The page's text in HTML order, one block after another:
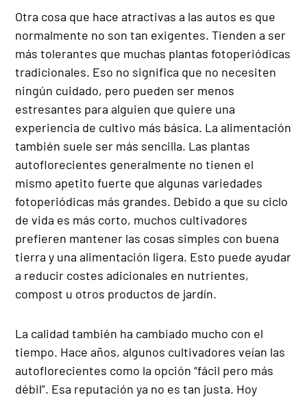
Otra cosa que hace atractivas a las autos es que
normalmente no son tan exigentes. Tienden a ser
más tolerantes que muchas plantas fotoperiódicas
tradicionales. Eso no significa que no necesiten
ningún cuidado, pero pueden ser menos
estresantes para alguien que quiere una
experiencia de cultivo más básica. La alimentación
también suele ser más sencilla. Las plantas
autoflorecientes generalmente no tienen el
mismo apetito fuerte que algunas variedades
fotoperiódicas más grandes. Debido a que su ciclo
de vida es más corto, muchos cultivadores
prefieren mantener las cosas simples con buena
tierra y una alimentación ligera. Esto puede ayudar
a reducir costes adicionales en nutrientes,
compost u otros productos de jardín.
La calidad también ha cambiado mucho con el
tiempo. Hace años, algunos cultivadores veían las
autoflorecientes como la opción “fácil pero más
débil”. Esa reputación ya no es tan justa. Hoy